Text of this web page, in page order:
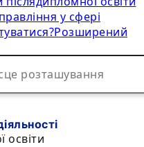
у сфері
Розширений
освіти